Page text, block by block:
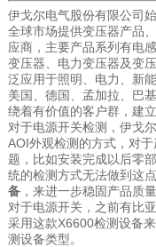
伊戈尔电气股份有限公司
全球市场提供变压器产品
应商，主要产品系列有电
变压器、电力变压器及变
泛应用于照明、电力、新
美国、德国、孟加拉、巴
绕着有价值的客户群，建
对于电源开关检测，伊戈
AOI外观检测的方式，对
题，比如安装完成以后零
统的检测方式无法做到这
备，来进一步稳固产品质
对于电源开关，之前有比
采用这款X6600检测设备
测设备类型。